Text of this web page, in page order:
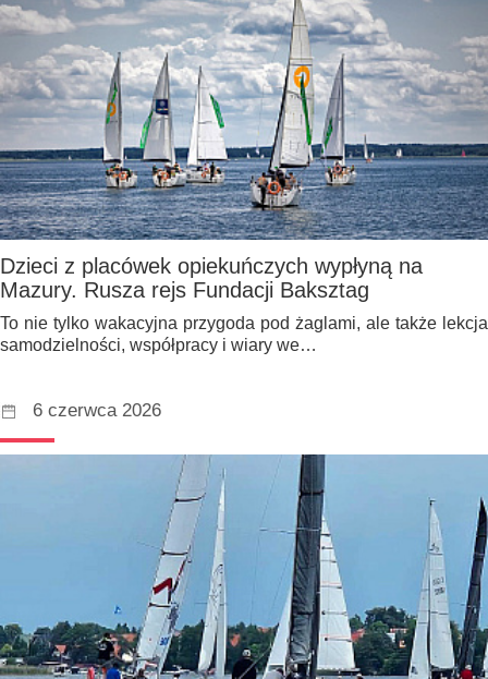
Dzieci z placówek opiekuńczych wypłyną na
Mazury. Rusza rejs Fundacji Baksztag
To nie tylko wakacyjna przygoda pod żaglami, ale także lekcja
samodzielności, współpracy i wiary we…
6 czerwca 2026